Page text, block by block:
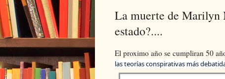
La muerte de Marilyn
estado?....
El proximo año se cumpliran 50
las teorías conspirativas más